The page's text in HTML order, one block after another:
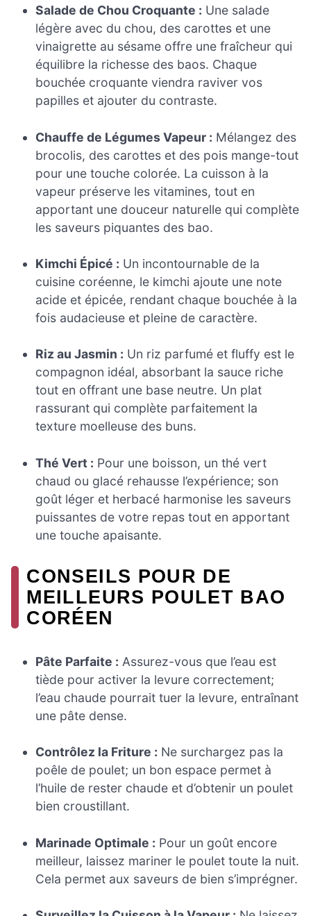
Salade de Chou Croquante : Une salade
légère avec du chou, des carottes et une
vinaigrette au sésame offre une fraîcheur qui
équilibre la richesse des baos. Chaque
bouchée croquante viendra raviver vos
papilles et ajouter du contraste.
Chauffe de Légumes Vapeur : Mélangez des
brocolis, des carottes et des pois mange-tout
pour une touche colorée. La cuisson à la
vapeur préserve les vitamines, tout en
apportant une douceur naturelle qui complète
les saveurs piquantes des bao.
Kimchi Épicé : Un incontournable de la
cuisine coréenne, le kimchi ajoute une note
acide et épicée, rendant chaque bouchée à la
fois audacieuse et pleine de caractère.
Riz au Jasmin : Un riz parfumé et fluffy est le
compagnon idéal, absorbant la sauce riche
tout en offrant une base neutre. Un plat
rassurant qui complète parfaitement la
texture moelleuse des buns.
Thé Vert : Pour une boisson, un thé vert
chaud ou glacé rehausse l’expérience; son
goût léger et herbacé harmonise les saveurs
puissantes de votre repas tout en apportant
une touche apaisante.
CONSEILS POUR DE
MEILLEURS POULET BAO
CORÉEN
Pâte Parfaite : Assurez-vous que l’eau est
tiède pour activer la levure correctement;
l’eau chaude pourrait tuer la levure, entraînant
une pâte dense.
Contrôlez la Friture : Ne surchargez pas la
poêle de poulet; un bon espace permet à
l’huile de rester chaude et d’obtenir un poulet
bien croustillant.
Marinade Optimale : Pour un goût encore
meilleur, laissez mariner le poulet toute la nuit.
Cela permet aux saveurs de bien s’imprégner.